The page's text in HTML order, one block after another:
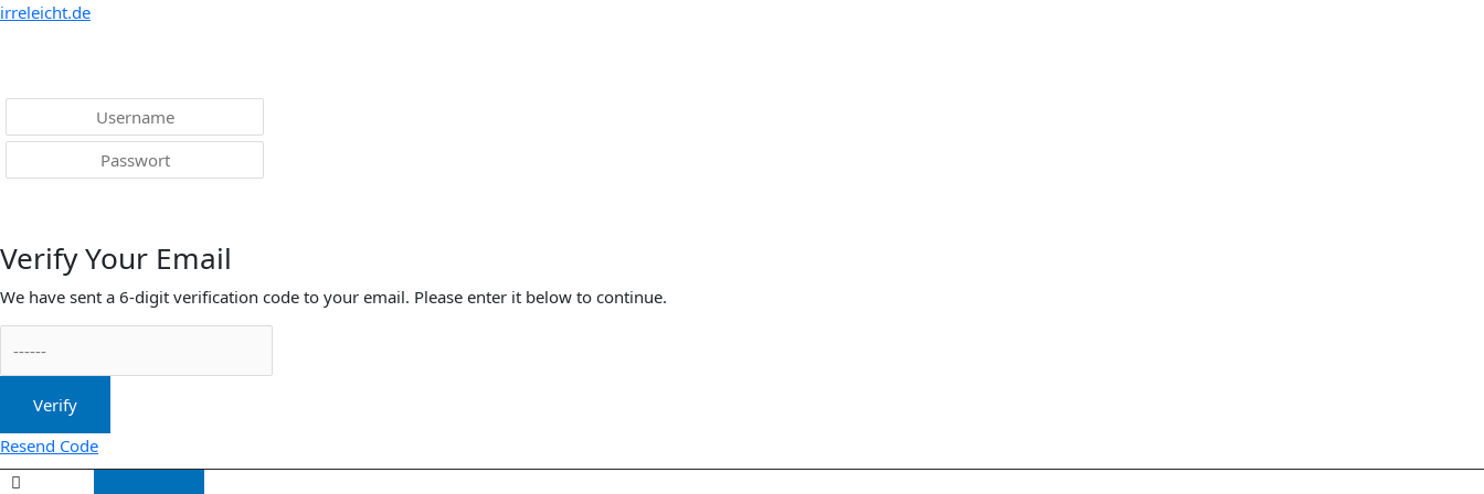
irreleicht.de
Verify Your Email
We have sent a 6-digit verification code to your email. Please enter it below to continue.
Verify
Resend Code
Menü